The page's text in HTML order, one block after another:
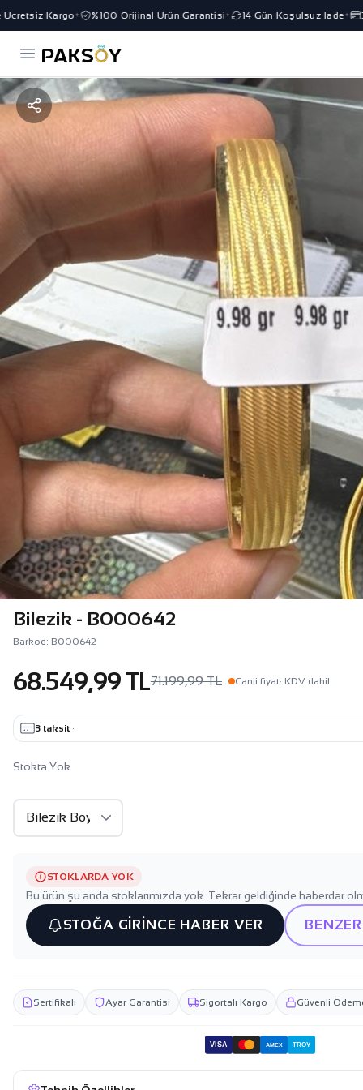
Kargo✦ %100 Orijinal Ürün Garantisi ✦ 14 Gün Koşulsuz İade✦ 3
Bilezik - B000642
Barkod: B000642
68.549,99 TL71.199,99 TL Canli fiyat· KDV dahil
3 taksit ·
Stokta Yok
STOKLARDA YOK
Bu ürün şu anda stoklarımızda yok. Tekrar geldiğinde haberdar
STOĞA GİRİNCE HABER VER
Sertifikalı Ayar Garantisi Sigortalı Kargo Güvenli
VISA AMEX TROY